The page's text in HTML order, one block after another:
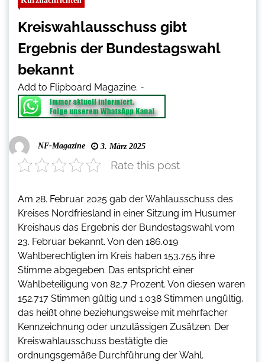
Kreiswahlausschuss gibt
Ergebnis der Bundestagswahl
bekannt
Add to Flipboard Magazine. -
NF-Magazine 3. März 2025
Rate this post
Am 28. Februar 2025 gab der Wahlausschuss des
Kreises Nordfriesland in einer Sitzung im Husumer
Kreishaus das Ergebnis der Bundestagswahl vom
23. Februar bekannt. Von den 186.019
Wahlberechtigten im Kreis haben 153.755 ihre
Stimme abgegeben. Das entspricht einer
Wahlbeteiligung von 82,7 Prozent. Von diesen waren
152.717 Stimmen gültig und 1.038 Stimmen ungültig,
das heißt ohne beziehungsweise mit mehrfacher
Kennzeichnung oder unzulässigen Zusätzen. Der
Kreiswahlausschuss bestätigte die
ordnungsgemäße Durchführung der Wahl.